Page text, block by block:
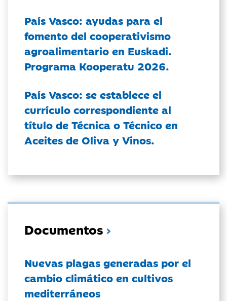
País Vasco: ayudas para el
fomento del cooperativismo
agroalimentario en Euskadi.
Programa Kooperatu 2026.
País Vasco: se establece el
currículo correspondiente al
título de Técnica o Técnico en
Aceites de Oliva y Vinos.
Documentos
Nuevas plagas generadas por el
cambio climático en cultivos
mediterráneos